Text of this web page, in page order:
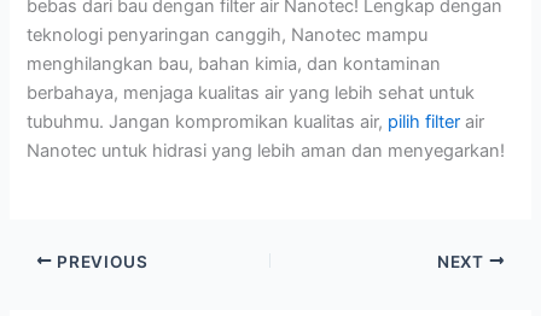
bebas dari bau dengan filter air Nanotec! Lengkap dengan
teknologi penyaringan canggih, Nanotec mampu
menghilangkan bau, bahan kimia, dan kontaminan
berbahaya, menjaga kualitas air yang lebih sehat untuk
tubuhmu. Jangan kompromikan kualitas air, pilih filter air
Nanotec untuk hidrasi yang lebih aman dan menyegarkan!
PREVIOUS NEXT